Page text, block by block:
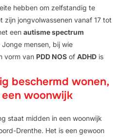
hebben om zelfstandig te
zijn jongvolwassenen vanaf 17 tot
een autisme spectrum
Jonge mensen, bij wie
vorm van PDD NOSof ADHDis
beschermd wonen,
woonwijk
staat midden in een woonwijk
Drenthe. Het is een gewoon